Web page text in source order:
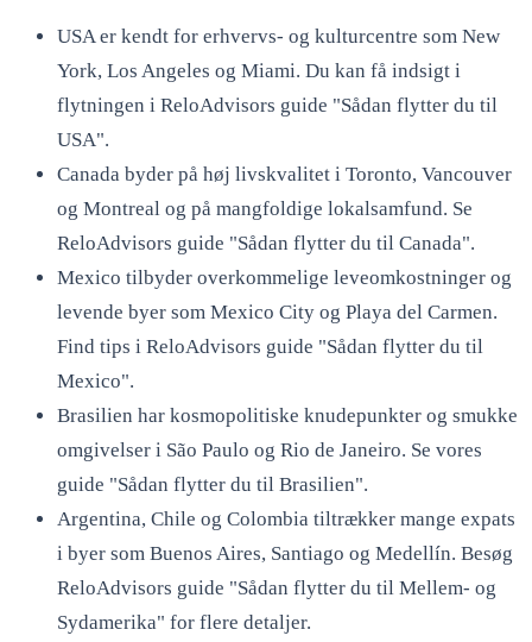
USA er kendt for erhvervs- og kulturcentre som New
York, Los Angeles og Miami. Du kan få indsigt i
flytningen i ReloAdvisors guide "Sådan flytter du til
USA".
Canada byder på høj livskvalitet i Toronto, Vancouver
og Montreal og på mangfoldige lokalsamfund. Se
ReloAdvisors guide "Sådan flytter du til Canada".
Mexico tilbyder overkommelige leveomkostninger og
levende byer som Mexico City og Playa del Carmen.
Find tips i ReloAdvisors guide "Sådan flytter du til
Mexico".
Brasilien har kosmopolitiske knudepunkter og smukke
omgivelser i São Paulo og Rio de Janeiro. Se vores
guide "Sådan flytter du til Brasilien".
Argentina, Chile og Colombia tiltrækker mange expats
i byer som Buenos Aires, Santiago og Medellín. Besøg
ReloAdvisors guide "Sådan flytter du til Mellem- og
Sydamerika" for flere detaljer.